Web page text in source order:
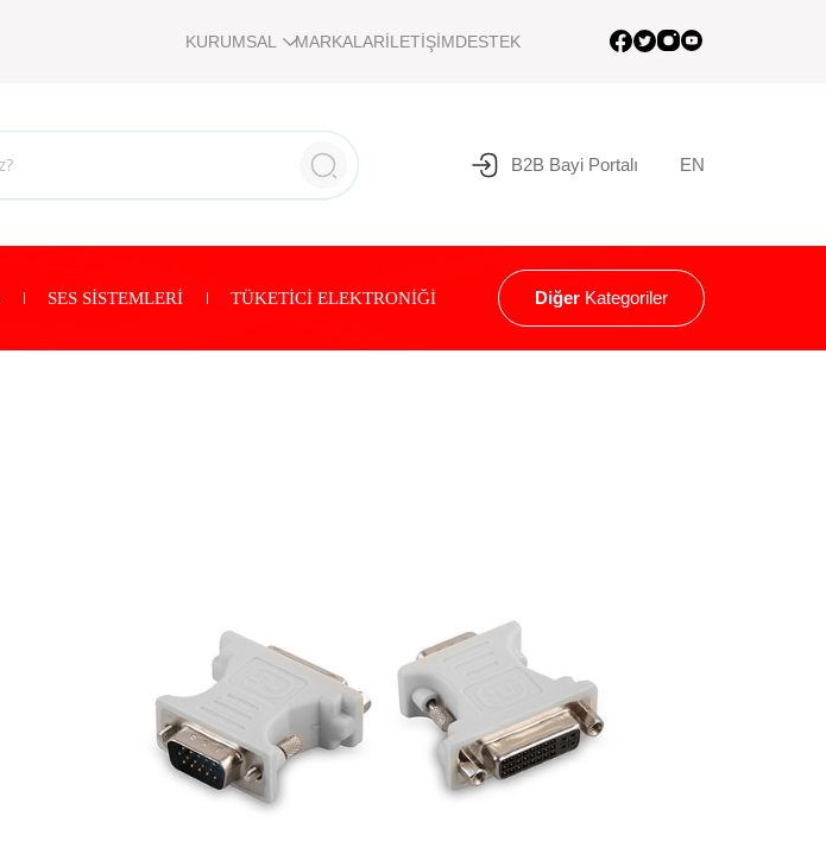
KURUMSAL MARKALARİLETİŞİMDESTEK
B2B Bayi Portalı EN
SES SİSTEMLERİ TÜKETİCİ ELEKTRONİĞİ Diğer Kategoriler